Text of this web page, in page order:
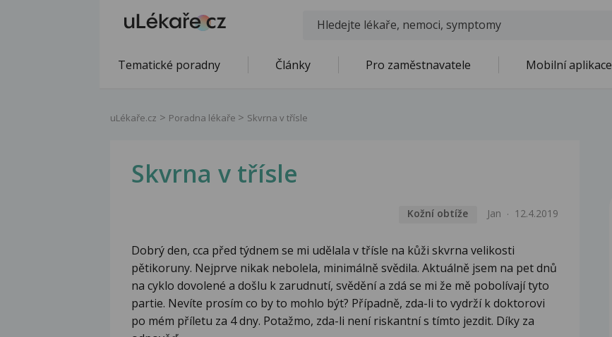
Tematické poradny Články Pro zaměstnavatele Mobilní aplikace
uLékaře.cz Poradna lékaře Skvrna v třísle
Skvrna v třísle
Kožní obtíže Jan 12.4.2019
Dobrý den, cca před týdnem se mi udělala v třísle na kůži skvrna velikosti
pětikoruny. Nejprve nikak nebolela, minimálně svědila. Aktuálně jsem na pet dnů
na cyklo dovolené a došlu k zarudnutí, svědění a zdá se mi že mě pobolívají tyto
partie. Nevíte prosím co by to mohlo být? Případně, zda-li to vydrží k doktorovi
po mém příletu za 4 dny. Potažmo, zda-li není riskantní s tímto jezdit. Díky za